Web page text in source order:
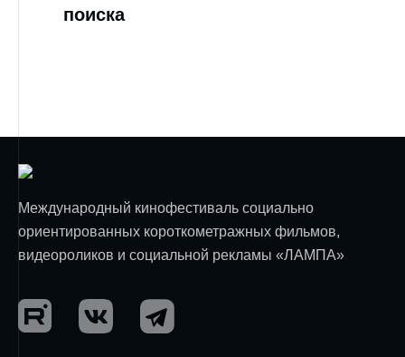
поиска
Международный кинофестиваль социально
ориентированных короткометражных фильмов,
видеороликов и социальной рекламы «ЛАМПА»